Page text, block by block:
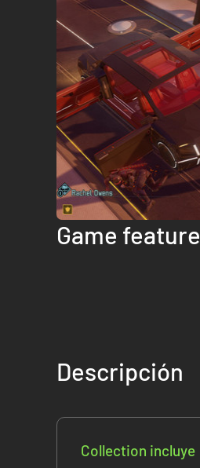
Game
Descripción
Collection incluye